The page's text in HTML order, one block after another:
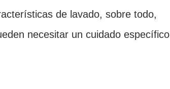
de lavado, sobre todo,
necesitar un cuidado